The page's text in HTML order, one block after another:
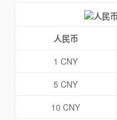
人民币
1 CNY
5 CNY
10 CNY